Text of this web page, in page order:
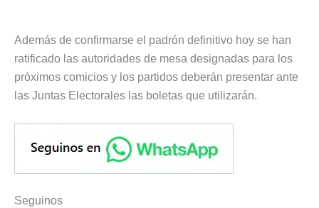
Además de confirmarse el padrón definitivo hoy se han
ratificado las autoridades de mesa designadas para los
próximos comicios y los partidos deberán presentar ante
las Juntas Electorales las boletas que utilizarán.
Seguinos